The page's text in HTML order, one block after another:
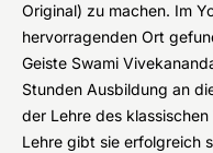
Original) zu machen. Im
hervorragenden Ort
Geiste Swami
Stunden Ausbildung an
der Lehre des
Lehre gibt sie erfolgreich